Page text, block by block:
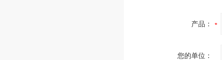
产品：
您的单位：